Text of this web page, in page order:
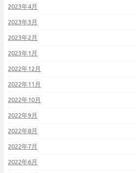
2023年4月
2023年3月
2023年2月
2023年1月
2022年12月
2022年11月
2022年10月
2022年9月
2022年8月
2022年7月
2022年6月